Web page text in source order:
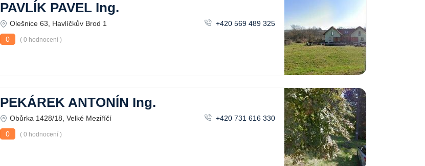
PAVLÍK PAVEL Ing.
Olešnice 63, Havlíčkův Brod 1
+420 569 489 325
0
( 0 hodnocení )
PEKÁREK ANTONÍN Ing.
Obůrka 1428/18, Velké Meziříčí
+420 731 616 330
0
( 0 hodnocení )